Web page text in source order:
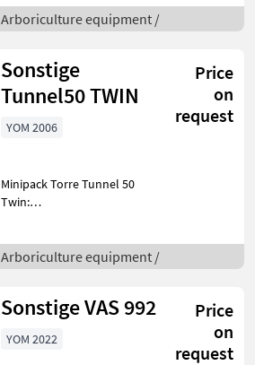
einstellbar, um Etiketten an
verschiedenen Stellen über
Arboriculture equipment /
Sonstige
Tunnel50 TWIN
Price
on
request
YOM 2006
Minipack Torre Tunnel 50
Twin:
ProdukteDer Tunnel 50
Twin wurde entwickelt, um
anzubieten, d
Arboriculture equipment /
Sonstige VAS 992
Price
on
request
YOM 2022